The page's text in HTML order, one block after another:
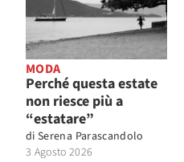
MODA
Perché questa estate
non riesce più a
“estatare”
di Serena Parascandolo
3 Agosto 2026